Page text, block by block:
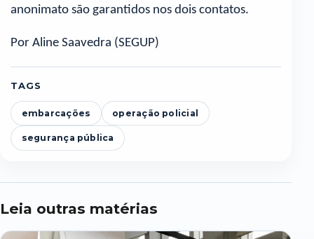
anonimato são garantidos nos dois contatos.
Por Aline Saavedra (SEGUP)
TAGS
embarcações operação policial
segurança pública
Leia outras matérias